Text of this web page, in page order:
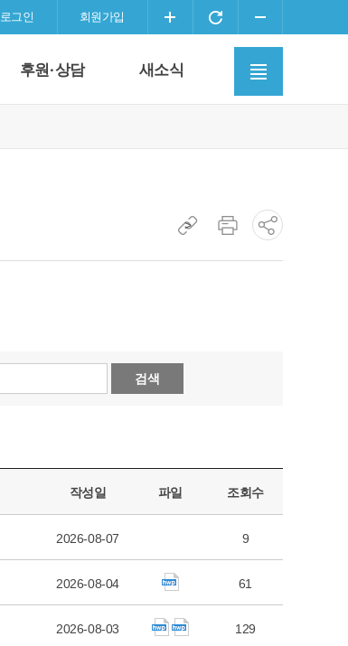
로그인 회원가입
화
면
화
면
화
화
면
소
후원·상담 새소식
트
>현
현
소
검색
작성일 파일 조회수
2026-08-07 9
2026-08-04 61
2026-08-03 129